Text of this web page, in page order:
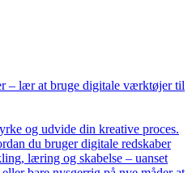
– lær at bruge digitale værktøjer til
og udvide din kreative proces.
du bruger digitale redskaber
læring og skabelse – uanset